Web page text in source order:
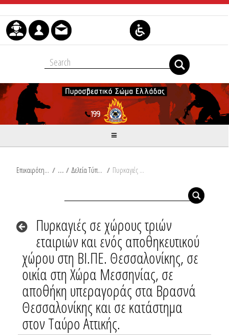
Μετάβαση στο περιεχόμενο
Επικαιρότητα / Δελτία Τύπου / Πυρκαγιές σε χώρους τριών εταιριών και ενός αποθηκευτικού χώρου στη ΒΙ.ΠΕ. Θεσσαλονίκης, σε οικία στη Χώρα Μεσσηνίας, σε αποθήκη υπεραγοράς στα Βρασνά Θεσσαλονίκης και σε κατάστημα στον Ταύρο Αττικής.
Πυρκαγιές σε χώρους τριών
εταιριών και ενός αποθηκευτικού
χώρου στη ΒΙ.ΠΕ. Θεσσαλονίκης, σε
οικία στη Χώρα Μεσσηνίας, σε
αποθήκη υπεραγοράς στα Βρασνά
Θεσσαλονίκης και σε κατάστημα
στον Ταύρο Αττικής.